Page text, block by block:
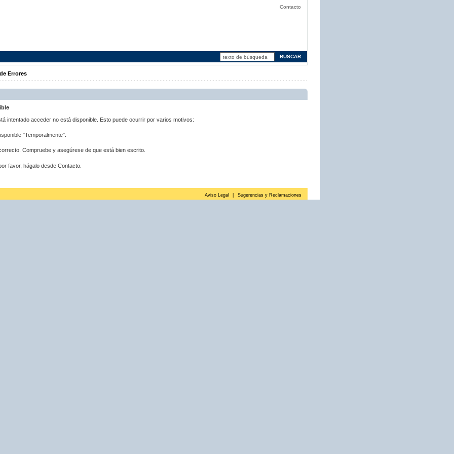
Contacto
Errores
intentado acceder no está disponible. Esto puede ocurrir por varios motivos:
"Temporalmente".
Compruebe y asegúrese de que está bien escrito.
favor, hágalo desde Contacto.
Aviso Legal Sugerencias y Reclamaciones